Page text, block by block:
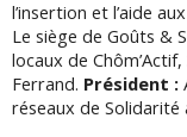
l’insertion et l’aide
Le siège de Goûts &
locaux de
Ferrand. Président :
réseaux de Solidarité